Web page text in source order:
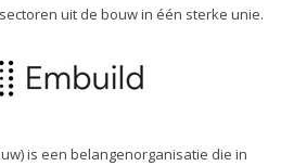
uit de bouw in één sterke unie.
is een belangenorganisatie die in